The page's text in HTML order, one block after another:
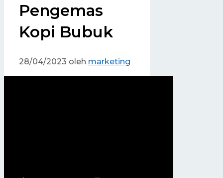
Pengemas
Kopi Bubuk
28/04/2023 oleh marketing